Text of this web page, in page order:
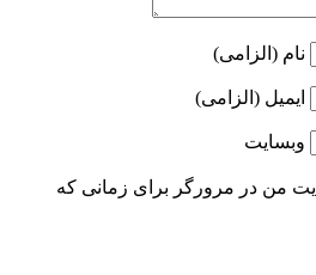
نام (الزامی)
ایمیل (الزامی)
وبسایت
من در مرورگر برای زمانی که